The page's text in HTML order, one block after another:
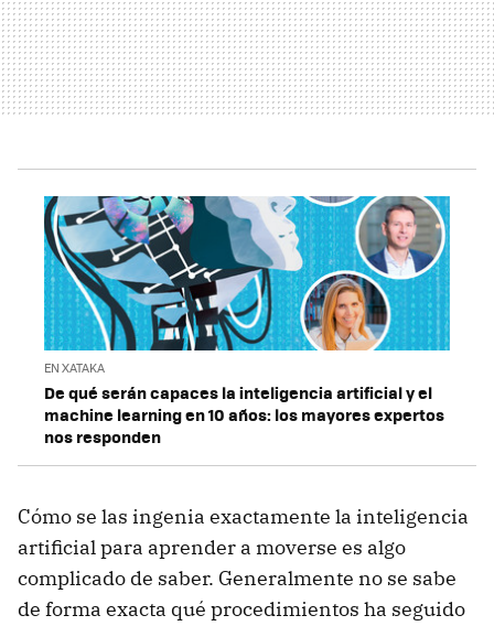
EN XATAKA
De qué serán capaces la inteligencia artificial y el
machine learning en 10 años: los mayores expertos
nos responden
Cómo se las ingenia exactamente la inteligencia
artificial para aprender a moverse es algo
complicado de saber. Generalmente no se sabe
de forma exacta qué procedimientos ha seguido